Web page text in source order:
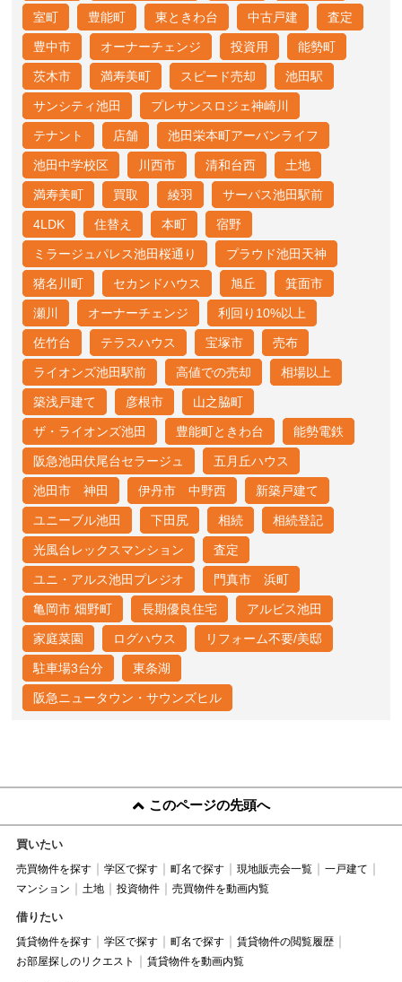
室町 豊能町 東ときわ台 中古戸建 査定
豊中市 オーナーチェンジ 投資用 能勢町
茨木市 満寿美町 スピード売却 池田駅
サンシティ池田 プレサンスロジェ神崎川
テナント 店舗 池田栄本町アーバンライフ
池田中学校区 川西市 清和台西 土地
満寿美町 買取 綾羽 サーパス池田駅前
4LDK 住替え 本町 宿野
ミラージュパレス池田桜通り プラウド池田天神
猪名川町 セカンドハウス 旭丘 箕面市
瀬川 オーナーチェンジ 利回り10%以上
佐竹台 テラスハウス 宝塚市 売布
ライオンズ池田駅前 高値での売却 相場以上
築浅戸建て 彦根市 山之脇町
ザ・ライオンズ池田 豊能町ときわ台 能勢電鉄
阪急池田伏尾台セラージュ 五月丘ハウス
池田市 神田 伊丹市 中野西 新築戸建て
ユニーブル池田 下田尻 相続 相続登記
光風台レックスマンション 査定
ユニ・アルス池田プレジオ 門真市 浜町
亀岡市 畑野町 長期優良住宅 アルビス池田
家庭菜園 ログハウス リフォーム不要/美邸
駐車場3台分 東条湖
阪急ニュータウン・サウンズヒル
このページの先頭へ
買いたい
売買物件を探す 学区で探す 町名で探す 現地販売会一覧
一戸建て
マンション
土地 投資物件 売買物件を動画内覧
借りたい
賃貸物件を探す 学区で探す 町名で探す
賃貸物件の閲覧履歴
お部屋探しのリクエスト
賃貸物件を動画内覧